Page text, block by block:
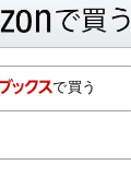
で買う